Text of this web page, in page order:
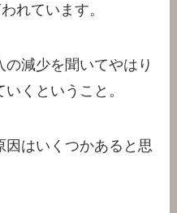
れています。
減少を聞いてやはり
くということ。
はいくつかあると思